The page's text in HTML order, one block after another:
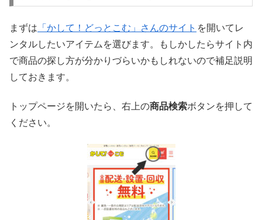
まずは 「かして！どっとこむ」さんのサイト を開いてレ
ンタルしたいアイテムを選びます。もしかしたらサイト内
で商品の探し方が分かりづらいかもしれないので補足説明
しておきます。
トップページを開いたら、右上の商品検索ボタンを押して
ください。